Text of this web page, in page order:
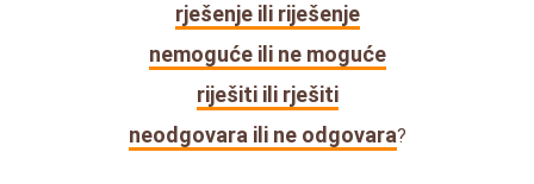
rješenje ili riješenje
nemoguće ili ne moguće
riješiti ili rješiti
neodgovara ili ne odgovara?